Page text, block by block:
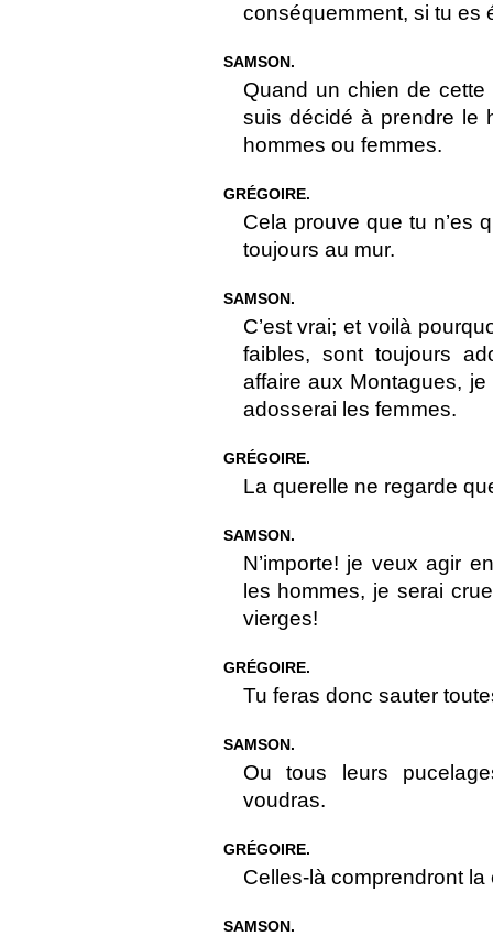
conséquemment, si tu es
SAMSON.
Quand un chien de cette
suis décidé à prendre le
hommes ou femmes.
GRÉGOIRE.
Cela prouve que tu n’es
toujours au mur.
SAMSON.
C’est vrai; et voilà
faibles, sont toujours
affaire aux Montagues,
adosserai les femmes.
GRÉGOIRE.
La querelle ne regarde
SAMSON.
N’importe! je veux agir
les hommes, je serai
vierges!
GRÉGOIRE.
Tu feras donc sauter
SAMSON.
Ou tous leurs
voudras.
GRÉGOIRE.
Celles-là comprendront
SAMSON.